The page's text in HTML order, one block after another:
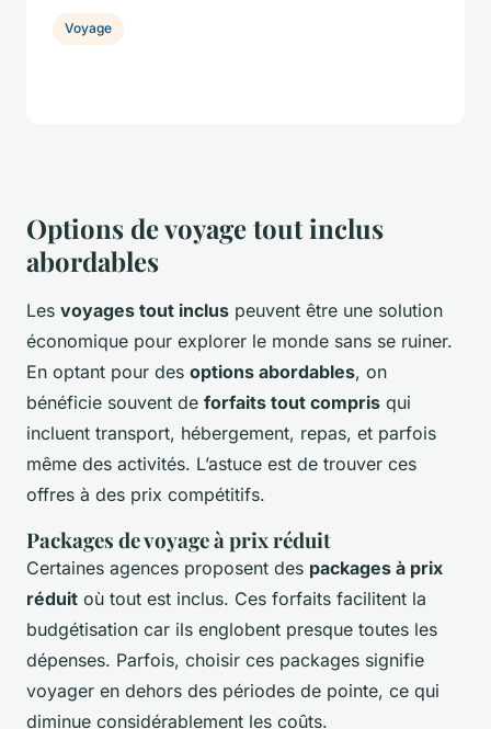
Options de voyage tout inclus
abordables
Les voyages tout inclus peuvent être une solution
économique pour explorer le monde sans se ruiner.
En optant pour des options abordables, on
bénéficie souvent de forfaits tout compris qui
incluent transport, hébergement, repas, et parfois
même des activités. L’astuce est de trouver ces
offres à des prix compétitifs.
Packages de voyage à prix réduit
Certaines agences proposent des packages à prix
réduit où tout est inclus. Ces forfaits facilitent la
budgétisation car ils englobent presque toutes les
dépenses. Parfois, choisir ces packages signifie
voyager en dehors des périodes de pointe, ce qui
diminue considérablement les coûts.
Voyage